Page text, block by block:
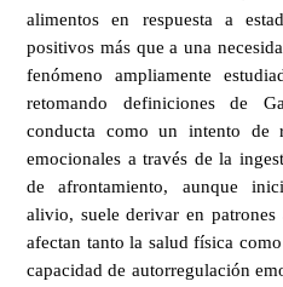
alimentos en respuesta a
positivos más que a una
fenómeno ampliamente
retomando definiciones de
conducta como un intento de
emocionales a través de la
de afrontamiento, aunque
alivio, suele derivar en patrones
afectan tanto la salud física
capacidad de autorregulación